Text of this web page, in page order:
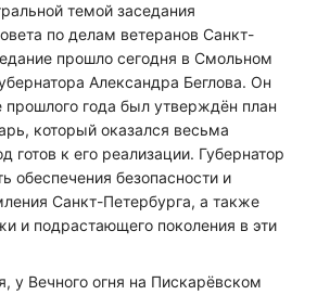
темой заседания
по делам ветеранов Санкт-
прошло сегодня в Смольном
Александра Беглова. Он
прошлого года был утверждён план
который оказался весьма
к его реализации. Губернатор
обеспечения безопасности и
Санкт-Петербурга, а также
и подрастающего поколения в эти
у Вечного огня на Пискарёвском